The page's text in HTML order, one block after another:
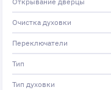
Очистка духовки
Переключатели
Тип
Тип духовки